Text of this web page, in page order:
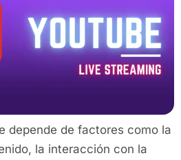
depende de factores como la
la interacción con la